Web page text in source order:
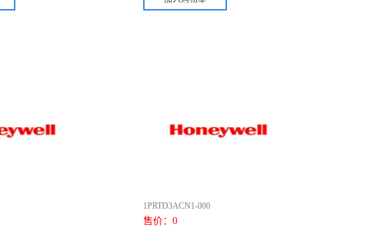
1PRTD3ACN1-000
售价： 0